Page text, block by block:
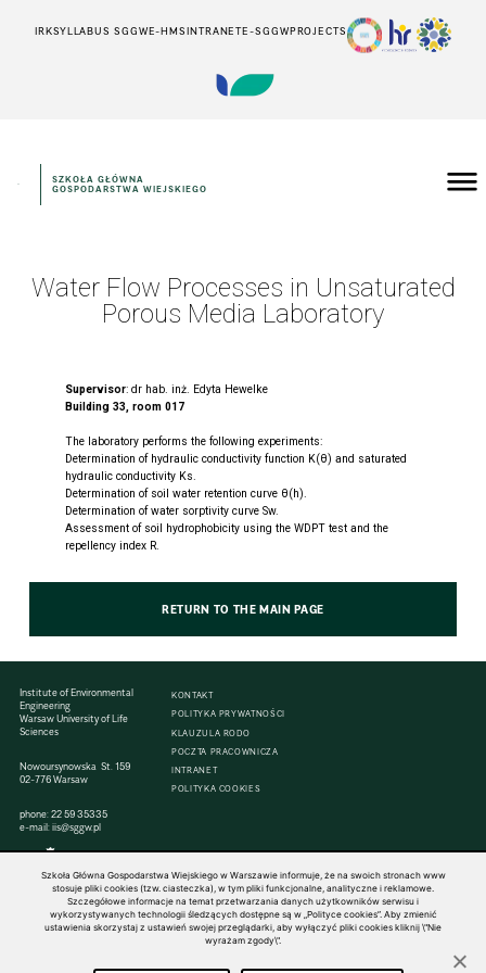
IRKSYLLABUS SGGWE-HMSINTRANETE-SGGWPROJECTS
SZKOŁA GŁÓWNA
GOSPODARSTWA WIEJSKIEGO
Water Flow Processes in Unsaturated
Porous Media Laboratory
Supervisor: dr hab. inż. Edyta Hewelke
Building 33, room 017
The laboratory performs the following experiments:
Determination of hydraulic conductivity function K(θ) and saturated
hydraulic conductivity Ks.
Determination of soil water retention curve θ(h).
Determination of water sorptivity curve Sw.
Assessment of soil hydrophobicity using the WDPT test and the
repellency index R.
RETURN TO THE MAIN PAGE
Institute of Environmental
Engineering
Warsaw University of Life
Sciences
Nowoursynowska St. 159
02-776 Warsaw
phone:22 59 35335
e-mail:iis@sggw.pl
KONTAKT
POLITYKA PRYWATNOŚCI
KLAUZULA RODO
POCZTA PRACOWNICZA
INTRANET
POLITYKA COOKIES
© 1816–2026 SGGW — ALL RIGHTS RESERVED
Szkoła Główna Gospodarstwa Wiejskiego w Warszawie informuje, że na swoich stronach www
stosuje pliki cookies (tzw. ciasteczka), w tym pliki funkcjonalne, analityczne i reklamowe.
Szczegółowe informacje na temat przetwarzania danych użytkowników serwisu i
wykorzystywanych technologii śledzących dostępne są w „Polityce cookies”. Aby zmienić
ustawienia skorzystaj z ustawień swojej przeglądarki, aby wyłączyć pliki cookies kliknij \"Nie
wyrażam zgody\".